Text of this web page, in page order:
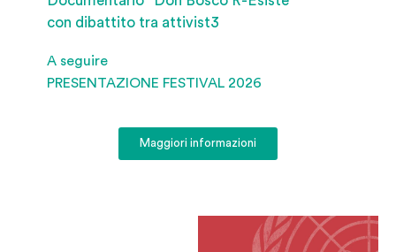
con dibattito tra attivist3
A seguire
PRESENTAZIONE FESTIVAL 2026
Maggiori informazioni